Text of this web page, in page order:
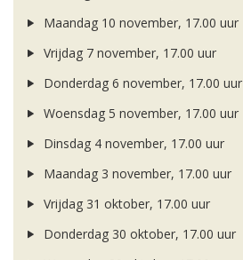
Maandag 10 november, 17.00 uur
Vrijdag 7 november, 17.00 uur
Donderdag 6 november, 17.00 uur
Woensdag 5 november, 17.00 uur
Dinsdag 4 november, 17.00 uur
Maandag 3 november, 17.00 uur
Vrijdag 31 oktober, 17.00 uur
Donderdag 30 oktober, 17.00 uur